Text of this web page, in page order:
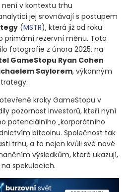
v kontextu trhu
jej srovnávají s postupem
(MSTR), která již od roku
primární rezervní měnu. Toto
fotografie z února 2025, na
GameStopu Ryan Cohen
Saylorem, výkonným
kroky GameStopu v
pozornost investorů, kteří nyní
potenciálního „korporátního
bitcoinu. Společnost tak
trhu, a to nejen kvůli své nové
výsledkům, které ukazují,
spekulacích.